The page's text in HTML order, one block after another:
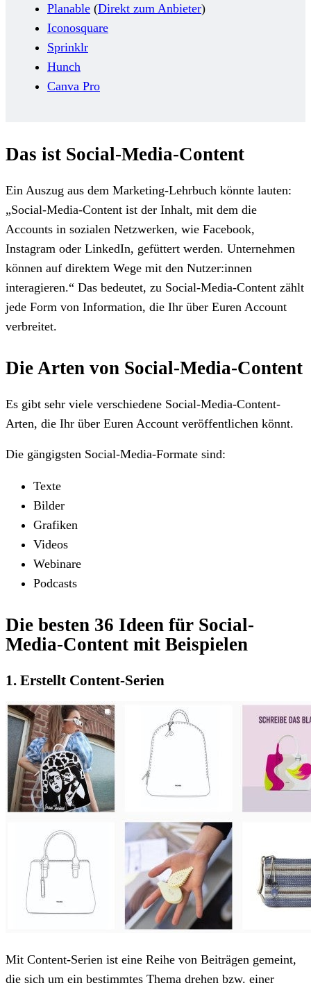
Planable (Direkt zum Anbieter)
Iconosquare
Sprinklr
Hunch
Canva Pro
Das ist Social-Media-Content
Ein Auszug aus dem Marketing-Lehrbuch könnte lauten:
„Social-Media-Content ist der Inhalt, mit dem die
Accounts in sozialen Netzwerken, wie Facebook,
Instagram oder LinkedIn, gefüttert werden. Unternehmen
können auf direktem Wege mit den Nutzer:innen
interagieren.“ Das bedeutet, zu Social-Media-Content zählt
jede Form von Information, die Ihr über Euren Account
verbreitet.
Die Arten von Social-Media-Content
Es gibt sehr viele verschiedene Social-Media-Content-
Arten, die Ihr über Euren Account veröffentlichen könnt.
Die gängigsten Social-Media-Formate sind:
Texte
Bilder
Grafiken
Videos
Webinare
Podcasts
Die besten 36 Ideen für Social-
Media-Content mit Beispielen
1. Erstellt Content-Serien
Mit Content-Serien ist eine Reihe von Beiträgen gemeint,
die sich um ein bestimmtes Thema drehen bzw. einer